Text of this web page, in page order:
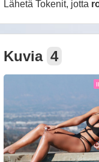
Lähetä Tokenit, jotta
Kuvia 4